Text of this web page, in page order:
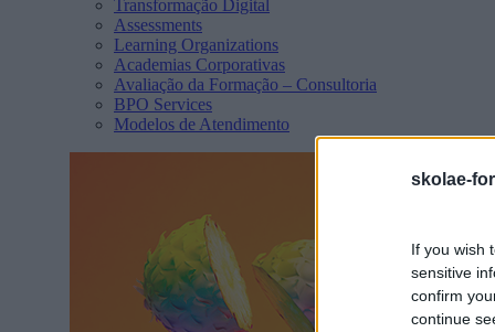
skolae-
If you wish
sensitive
confirm
continue
Transformação Digital
Assessments
Learning Organizations
Academias Corporativas
Avaliação da Formação – Consultoria
BPO Services
Modelos de Atendimento